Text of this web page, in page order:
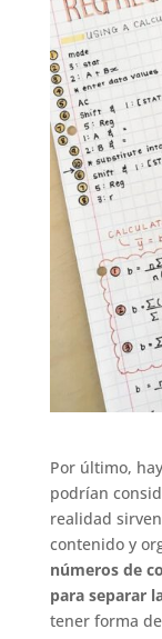
Por último,
podrían
realidad
contenido y
números de
para separar
tener forma